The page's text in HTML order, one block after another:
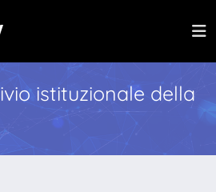
istituzionale della